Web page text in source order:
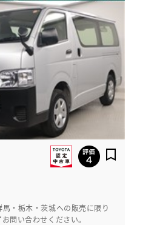
・栃木・茨城への販売に限り
問い合わせください。